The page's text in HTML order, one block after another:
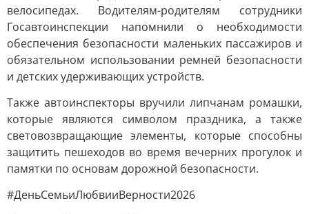
велосипедах. Водителям-родителям сотрудники
Госавтоинспекции напомнили о необходимости
обеспечения безопасности маленьких пассажиров и
обязательном использовании ремней безопасности
и детских удерживающих устройств.
Также автоинспекторы вручили липчанам ромашки,
которые являются символом праздника, а также
световозвращающие элементы, которые способны
защитить пешеходов во время вечерних прогулок и
памятки по основам дорожной безопасности.
#ДеньСемьиЛюбвииВерности2026